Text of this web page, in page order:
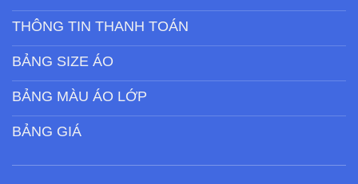
THÔNG TIN THANH TOÁN
BẢNG SIZE ÁO
BẢNG MÀU ÁO LỚP
BẢNG GIÁ